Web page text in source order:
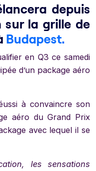
depuis
sur la grille de
Budapest.
en Q3 ce samedi
d’un package aéro
à convaincre son
aéro du Grand Prix
avec lequel il se
les sensations